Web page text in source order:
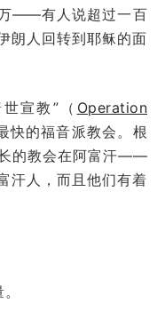
——有人说超过一百
朗人回转到耶稣的面
宣教”（ Operation
快的福音派教会。根
的教会在阿富汗——
汗人，而且他们有着